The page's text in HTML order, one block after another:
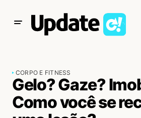
CORPO E FITNESS
Gelo? Gaze?
Como você se